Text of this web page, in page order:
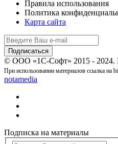
Правила использования
Политика
Карта сайта
© ООО «1С-Софт» 2015 - 2024.
При использовании материалов ссылка на
notamedia
Подписка на материалы